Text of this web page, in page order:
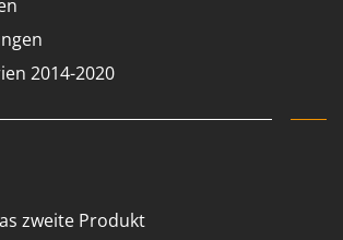
2014-2020
zweite Produkt